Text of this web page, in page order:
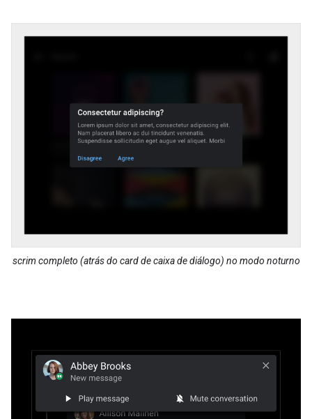
scrim completo (atrás do card de caixa de diálogo) no modo noturno